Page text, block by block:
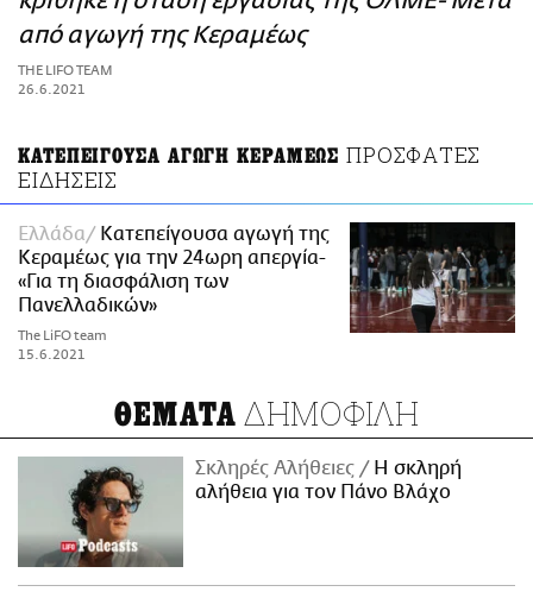
ΑΜΠΑ
PRINT
από αγωγή της Κεραμέως
THE LIFO TEAM
26.6.2021
ΚΑΤΕΠΕΙΓΟΥΣΑ ΑΓΩΓΗ ΚΕΡΑΜΕΩΣ ΠΡΟΣΦΑΤΕΣ
ΕΙΔΗΣΕΙΣ
Ελλάδα
Κατεπείγουσα αγωγή της
Κεραμέως για την 24ωρη απεργία-
«Για τη διασφάλιση των
Πανελλαδικών»
The LiFO team
15.6.2021
ΘΕΜΑΤΑ ΔΗΜΟΦΙΛΗ
Σκληρές Αλήθειες
H σκληρή
αλήθεια για τον Πάνο Βλάχο